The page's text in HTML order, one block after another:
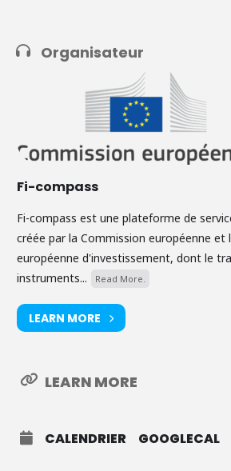
Organisateur
Fi-compass
Fi-compass est une plateforme de
créée par la Commission européenne et
européenne d'investissement, dont le
instruments...
Read More.
LEARN MORE
LEARN MORE
CALENDRIER GOOGLECAL